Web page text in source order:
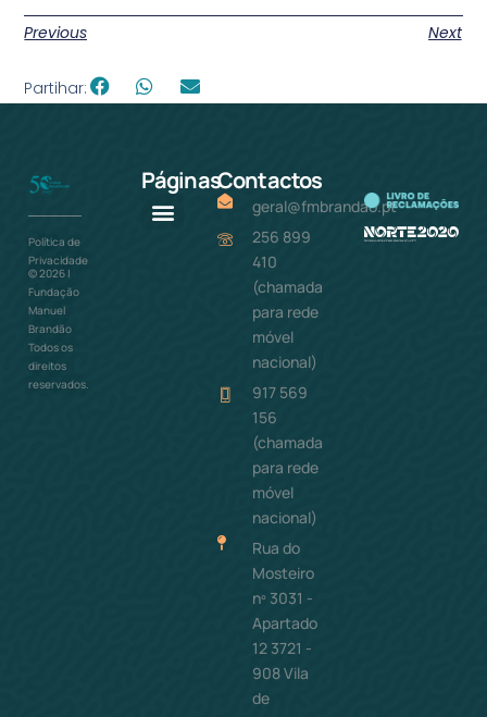
Previous Next
Partihar:
Política de
Privacidade
©2026 |
Fundação
Manuel
Brandão
Todos os
direitos
reservados.
PáginasContactos
geral@fmbrandao.pt
256 899
410
(chamada
para rede
móvel
nacional)
917 569
156
(chamada
para rede
móvel
nacional)
Rua do
Mosteiro
nº 3031 -
Apartado
12 3721 -
908 Vila
de